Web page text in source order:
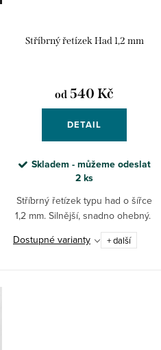
Stříbrný řetízek Had 1,2 mm
od 540 Kč
DETAIL
Skladem - můžeme odeslat
2 ks
Stříbrný řetízek typu had o šířce
1,2 mm. Silnější, snadno ohebný.
Dostupné varianty
+ další